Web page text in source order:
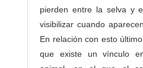
pierden entre la selva y
visibilizar cuando
En relación con esto
que existe un vínculo